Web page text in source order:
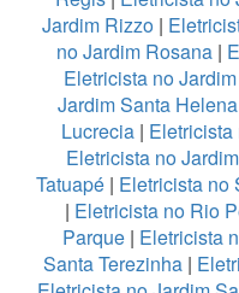
Jardim Rizzo|
no Jardim Rosana |
Eletricista no
Jardim Santa Helena
Lucrecia|
Eletricista no
Tatuapé | Eletricista no
| Eletricista no Rio
Parque| Eletricista
Santa Terezinha|